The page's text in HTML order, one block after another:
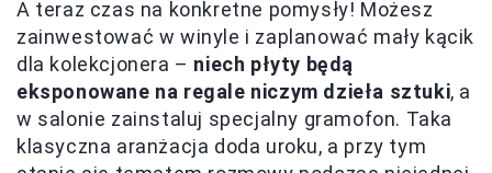
A teraz czas na konkretne pomysły! Możesz
zainwestować w winyle i zaplanować mały kącik
dla kolekcjonera – niech płyty będą
eksponowane na regale niczym dzieła sztuki, a
w salonie zainstaluj specjalny gramofon. Taka
klasyczna aranżacja doda uroku, a przy tym